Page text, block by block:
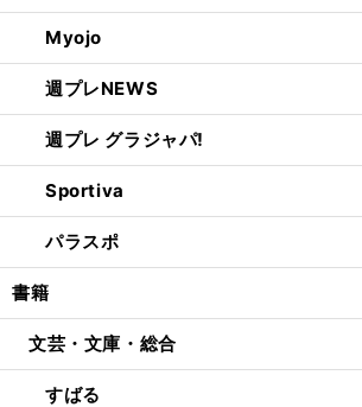
Myojo
週プレNEWS
週プレ グラジャパ!
Sportiva
パラスポ
書籍
文芸・文庫・総合
すばる